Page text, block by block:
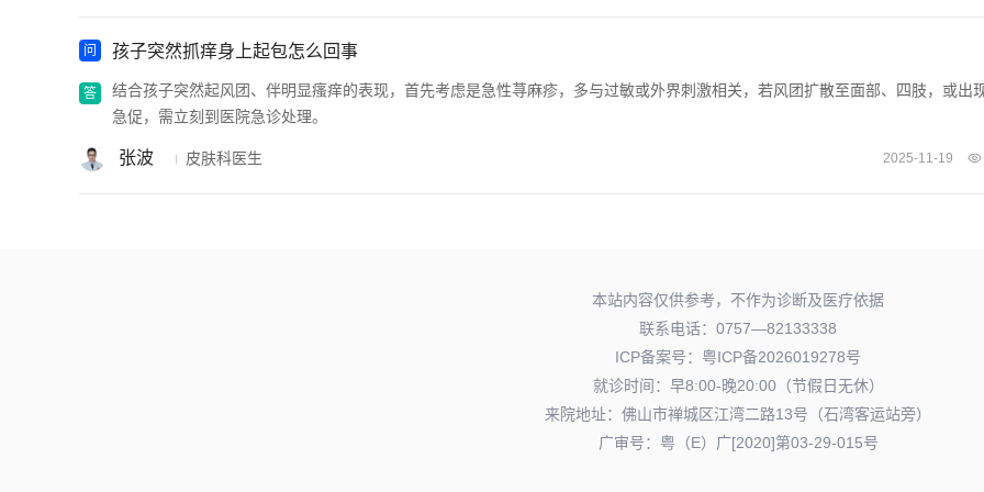
孩子突然抓痒身上起包怎么回事
结合孩子突然起风团、伴明显瘙痒的表现，首先考虑是急性荨麻疹，多与过敏或外界刺激相关，若风团扩散至面部、四肢，或出
急促，需立刻到医院急诊处理。
张波 皮肤科医生 2025-11-19
本站内容仅供参考，不作为诊断及医疗依据
联系电话：0757—82133338
ICP备案号： 粤ICP备2026019278号
就诊时间：早8:00-晚20:00（节假日无休）
来院地址：佛山市禅城区江湾二路13号（石湾客运站旁）
广审号：粤（E）广[2020]第03-29-015号